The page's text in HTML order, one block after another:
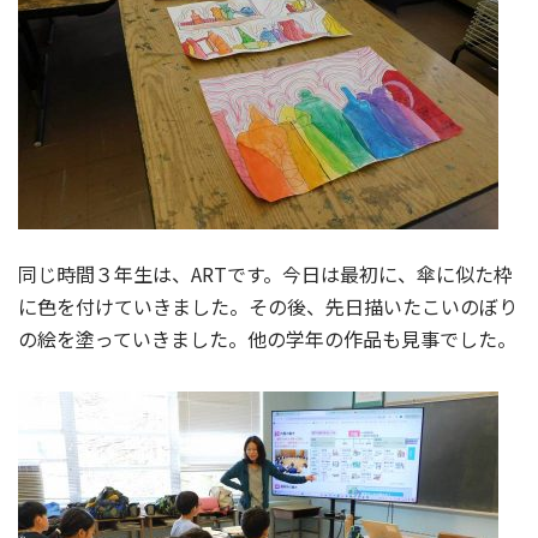
同じ時間３年生は、ARTです。今日は最初に、傘に似た枠
に色を付けていきました。その後、先日描いたこいのぼり
の絵を塗っていきました。他の学年の作品も見事でした。